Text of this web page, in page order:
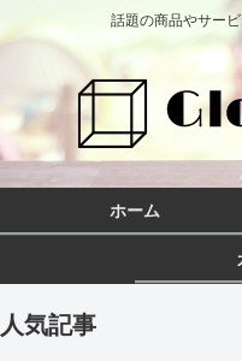
話題の商品やサー
ホーム
人気記事